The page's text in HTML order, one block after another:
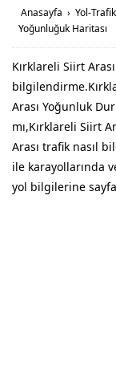
Anasayfa › Yol-
Yoğunluğuk Haritası
Kırklareli Siirt
Arası Yoğunluk
mı,Kırklareli Siirt
Arası trafik nasıl
ile karayollarında
yol bilgilerine